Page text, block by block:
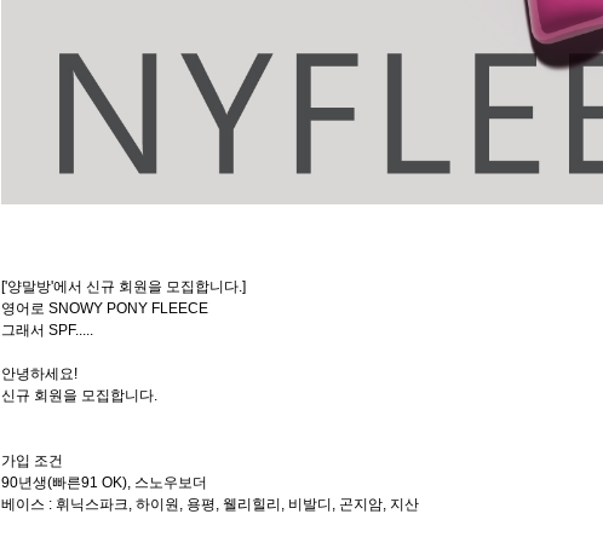
['양말방'에서 신규 회원을 모집합니다.]
영어로 SNOWY PONY FLEECE
그래서 SPF.....
안녕하세요!
신규 회원을 모집합니다.
가입 조건
90년생(빠른91 OK), 스노우보더
베이스 : 휘닉스파크, 하이원, 용평, 웰리힐리, 비발디, 곤지암, 지산